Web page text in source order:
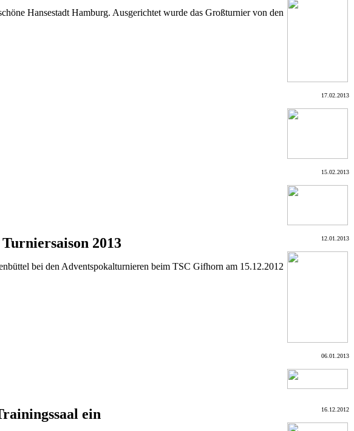
Hansestadt Hamburg. Ausgerichtet wurde das Großturnier von den
17.02.2013
15.02.2013
12.01.2013
2013
bei den Adventspokalturnieren beim TSC Gifhorn am 15.12.2012
06.01.2013
16.12.2012
ein